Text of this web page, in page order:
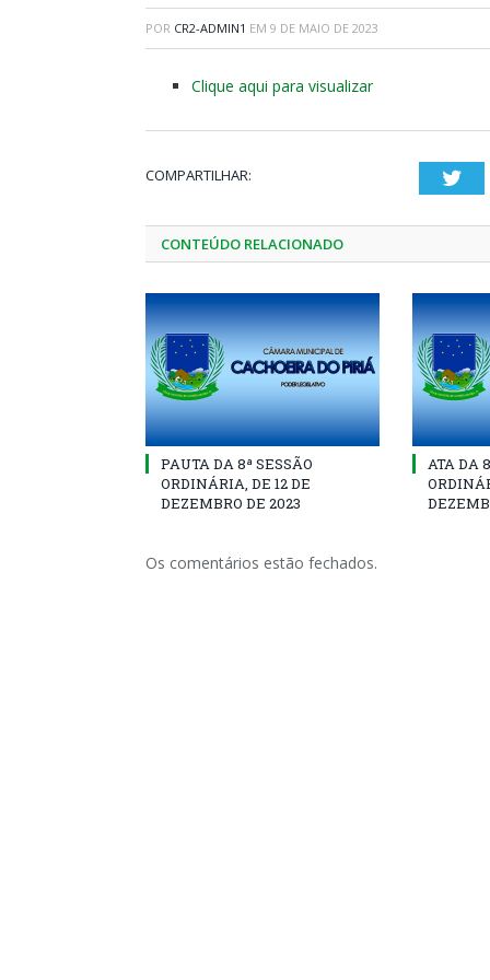
POR CR2-ADMIN1 EM 9 DE MAIO DE 2023
Clique aqui para visualizar
COMPARTILHAR:
CONTEÚDO RELACIONADO
PAUTA DA 8ª SESSÃO
ORDINÁRIA, DE 12 DE
DEZEMBRO DE 2023
ATA DA
Os comentários estão fechados.